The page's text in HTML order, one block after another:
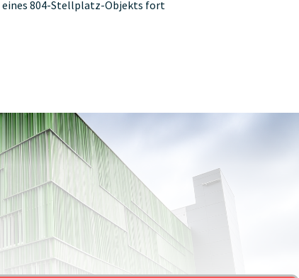
804-Stellplatz-Objekts fort